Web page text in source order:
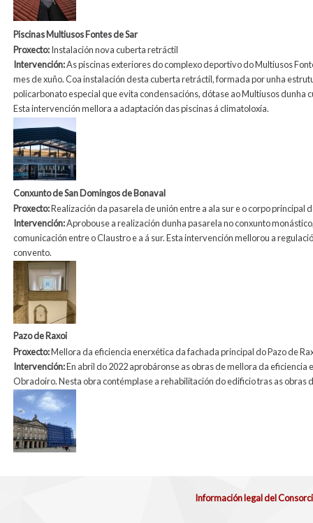
Piscinas Multiusos Fontes de Sar
Proxecto:Instalación nova cuberta retráctil
Intervención:As piscinas exteriores do complexo deportivo do Multiusos
mes de xuño. Coa instalación desta cuberta retráctil, formada por unha
policarbonato especial que evita condensacións, dótase ao Multiusos
Esta intervención mellora a adaptación das piscinas á climatoloxía.
Conxunto de San Domingos de Bonaval
Proxecto:Realización da pasarela de unión entre a ala sur e o corpo principal
Intervención:Aprobouse a realización dunha pasarela no conxunto
comunicación entre o Claustro e a á sur. Esta intervención mellorou a
convento.
Pazo de Raxoi
Proxecto:Mellora da eficiencia enerxética da fachada principal do Pazo de
Intervención:En abril do 2022 aprobáronse as obras de mellora da
Obradoiro. Nesta obra contémplase a rehabilitación do edificio tras as obras
Información legal del